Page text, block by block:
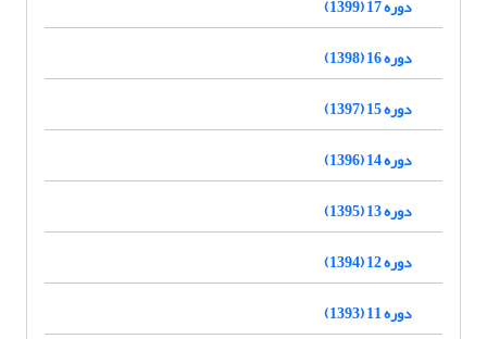
دوره 17 (1399)
دوره 16 (1398)
دوره 15 (1397)
دوره 14 (1396)
دوره 13 (1395)
دوره 12 (1394)
دوره 11 (1393)